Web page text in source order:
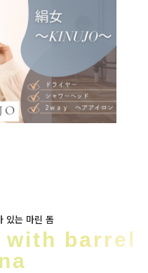
있는 마린 돔
with barrel